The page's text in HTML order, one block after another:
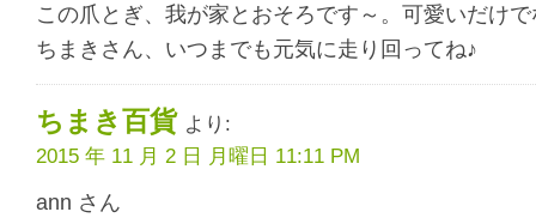
この爪とぎ、我が家とおそろです～。可愛いだけ
ちまきさん、いつまでも元気に走り回ってね♪
ちまき百貨 より:
2015 年 11 月 2 日 月曜日 11:11 PM
ann さん